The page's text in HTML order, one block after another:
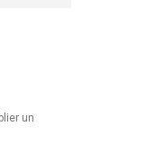
un